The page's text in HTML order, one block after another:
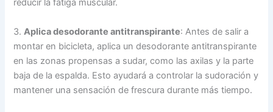
reducir la fatiga muscular.
3. Aplica desodorante antitranspirante: Antes de salir a
montar en bicicleta, aplica un desodorante antitranspirante
en las zonas propensas a sudar, como las axilas y la parte
baja de la espalda. Esto ayudará a controlar la sudoración y
mantener una sensación de frescura durante más tiempo.